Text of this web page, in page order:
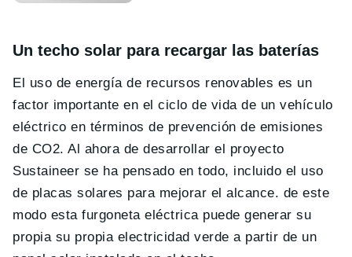
Un techo solar para recargar las baterías
El uso de energía de recursos renovables es un
factor importante en el ciclo de vida de un vehículo
eléctrico en términos de prevención de emisiones
de CO2. Al ahora de desarrollar el proyecto
Sustaineer se ha pensado en todo, incluido el uso
de placas solares para mejorar el alcance. de este
modo esta furgoneta eléctrica puede generar su
propia su propia electricidad verde a partir de un